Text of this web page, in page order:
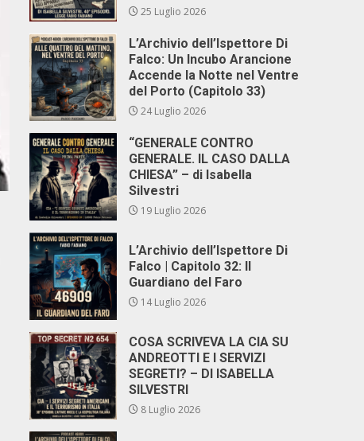
25 Luglio 2026
L’Archivio dell’Ispettore Di
Falco: Un Incubo Arancione
Accende la Notte nel Ventre
del Porto (Capitolo 33)
24 Luglio 2026
“GENERALE CONTRO
GENERALE. IL CASO DALLA
CHIESA” – di Isabella
Silvestri
19 Luglio 2026
L’Archivio dell’Ispettore Di
Falco | Capitolo 32: Il
Guardiano del Faro
14 Luglio 2026
COSA SCRIVEVA LA CIA SU
ANDREOTTI E I SERVIZI
SEGRETI? – DI ISABELLA
SILVESTRI
8 Luglio 2026